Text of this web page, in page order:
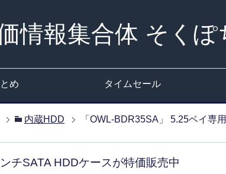
情報集合体 そくぽ
め タイムセール
内蔵HDD 「OWL-BDR35SA」 5.25ベイ専
チSATA HDDケースが特価販売中